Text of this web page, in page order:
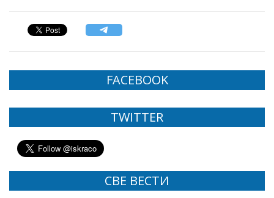
FACEBOOK
TWITTER
СВЕ ВЕСТИ